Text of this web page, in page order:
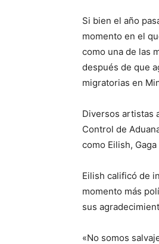
Si bien el año
momento en el
como una de las
después de que
migratorias en
Diversos artistas
Control de
como Eilish,
Eilish calificó de
momento más
sus
«No somos